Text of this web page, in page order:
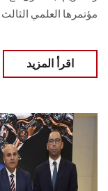
مؤتمرها العلمي الثالث
اقرأ المزيد